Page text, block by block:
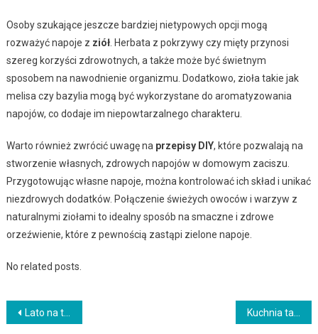
Osoby szukające jeszcze bardziej nietypowych opcji mogą
rozważyć napoje z ziół. Herbata z pokrzywy czy mięty przynosi
szereg korzyści zdrowotnych, a także może być świetnym
sposobem na nawodnienie organizmu. Dodatkowo, zioła takie jak
melisa czy bazylia mogą być wykorzystane do aromatyzowania
napojów, co dodaje im niepowtarzalnego charakteru.
Warto również zwrócić uwagę na przepisy DIY, które pozwalają na
stworzenie własnych, zdrowych napojów w domowym zaciszu.
Przygotowując własne napoje, można kontrolować ich skład i unikać
niezdrowych dodatków. Połączenie świeżych owoców i warzyw z
naturalnymi ziołami to idealny sposób na smaczne i zdrowe
orzeźwienie, które z pewnością zastąpi zielone napoje.
No related posts.
Nawigacja
Lato na talerzu: przepisy na orzeźwiające i pożywne dania na ciepłe dni